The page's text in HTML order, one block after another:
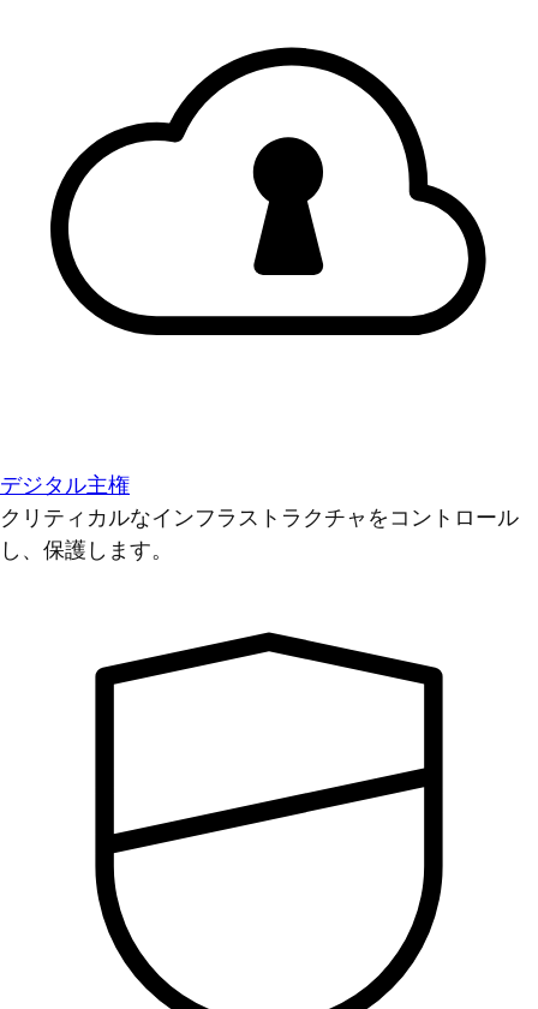
デジタル主権
クリティカルなインフラストラクチャをコントロール
し、保護します。